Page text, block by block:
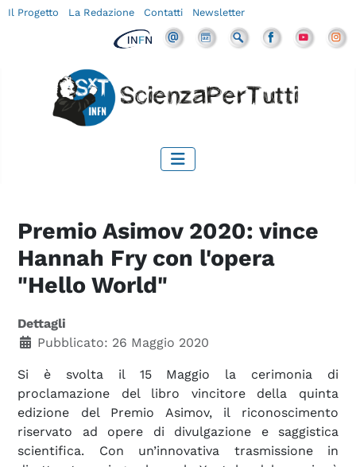
Il Progetto La Redazione Contatti Newsletter
Premio Asimov 2020: vince
Hannah Fry con l'opera
"Hello World"
Dettagli
Pubblicato: 26 Maggio 2020
Si è svolta il 15 Maggio la cerimonia di
proclamazione del libro vincitore della quinta
edizione del Premio Asimov, il riconoscimento
riservato ad opere di divulgazione e saggistica
scientifica. Con un’innovativa trasmissione in